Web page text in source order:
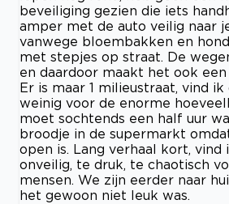
beveiliging gezien die iets
amper met de auto veilig naar
vanwege bloembakken en
met stepjes op straat. De
en daardoor maakt het ook
Er is maar 1 milieustraat, vind
weinig voor de enorme
moet sochtends een half uur
broodje in de supermarkt
open is. Lang verhaal kort, vind
onveilig, te druk, te chaotisch
mensen. We zijn eerder naar
het gewoon niet leuk was.